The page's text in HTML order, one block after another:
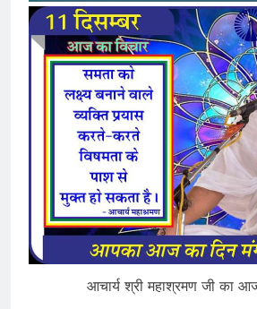
आचार्य श्री महाश्रमण जी का